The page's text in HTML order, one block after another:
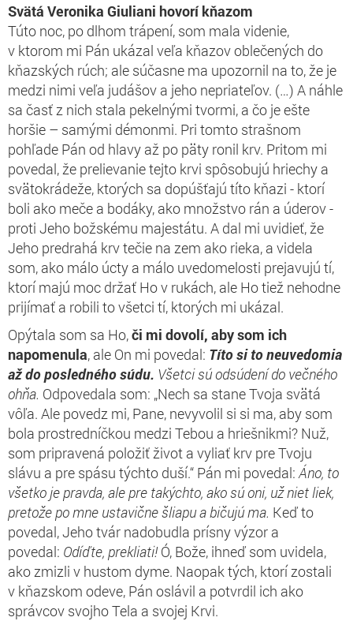
Svätá Veronika Giuliani hovorí kňazom
Túto noc, po dlhom trápení, som mala videnie,
v ktorom mi Pán ukázal veľa kňazov oblečených do
kňazských rúch; ale súčasne ma upozornil na to, že je
medzi nimi veľa judášov a jeho nepriateľov. (…) A náhle
sa časť z nich stala pekelnými tvormi, a čo je ešte
horšie – samými démonmi. Pri tomto strašnom
pohľade Pán od hlavy až po päty ronil krv. Pritom mi
povedal, že prelievanie tejto krvi spôsobujú hriechy a
svätokrádeže, ktorých sa dopúšťajú títo kňazi - ktorí
boli ako meče a bodáky, ako množstvo rán a úderov -
proti Jeho božskému majestátu. A dal mi uvidieť, že
Jeho predrahá krv tečie na zem ako rieka, a videla
som, ako málo úcty a málo uvedomelosti prejavujú tí,
ktorí majú moc držať Ho v rukách, ale Ho tiež nehodne
prijímať a robili to všetci tí, ktorých mi ukázal.
Opýtala som sa Ho,či mi dovolí, aby som ich
napomenula, ale On mi povedal: Títo si to neuvedomia
až do posledného súdu. Všetci sú odsúdení do večného
ohňa. Odpovedala som: „Nech sa stane Tvoja svätá
vôľa. Ale povedz mi, Pane, nevyvolil si si ma, aby som
bola prostredníčkou medzi Tebou a hriešnikmi? Nuž,
som pripravená položiť život a vyliať krv pre Tvoju
slávu a pre spásu týchto duší.“ Pán mi povedal:Áno, to
všetko je pravda, ale pre takýchto, ako sú oni, už niet liek,
pretože po mne ustavične šliapu a bičujú ma. Keď to
povedal, Jeho tvár nadobudla prísny výzor a
povedal: Odíďte, prekliati!Ó, Bože, ihneď som uvidela,
ako zmizli v hustom dyme. Naopak tých, ktorí zostali
v kňazskom odeve, Pán oslávil a potvrdil ich ako
správcov svojho Tela a svojej Krvi.